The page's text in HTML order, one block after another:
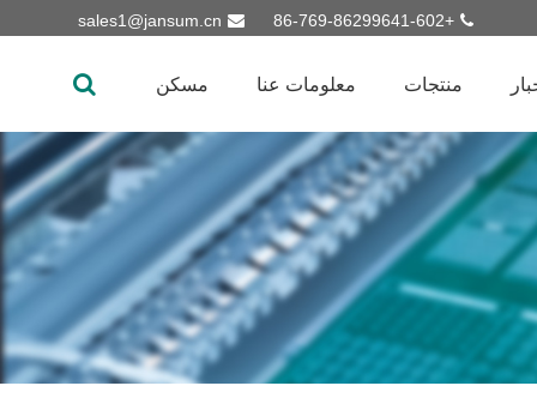
+86-769-86299641-602
sales1@jansum.cn
مسكن معلومات عنا منتجات